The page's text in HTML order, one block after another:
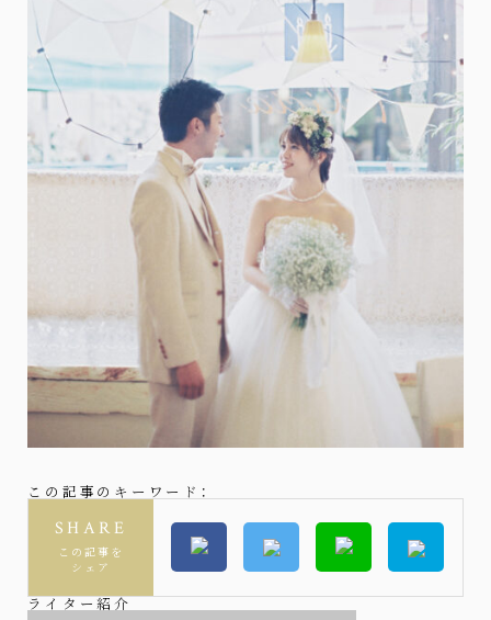
この記事のキーワード：
SHARE
この記事を
シェア
ライター紹介